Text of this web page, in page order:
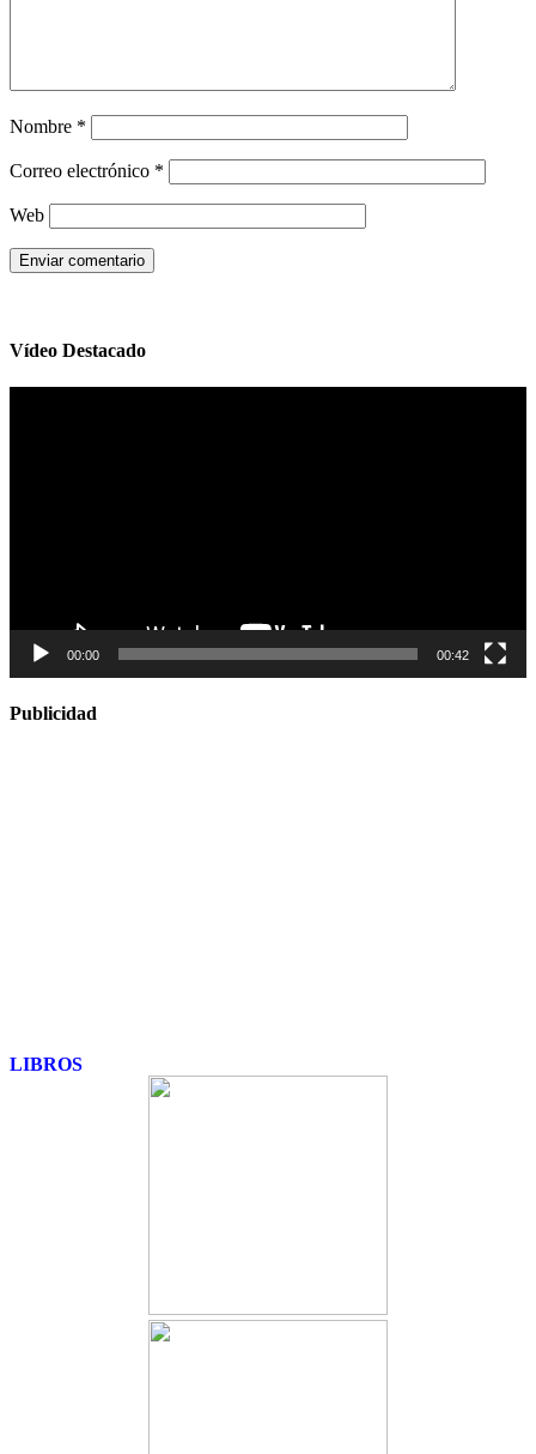
Nombre *
Correo electrónico *
Web
Vídeo Destacado
00:00 00:42
Publicidad
LIBROS